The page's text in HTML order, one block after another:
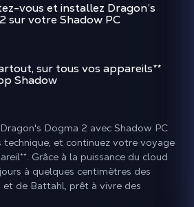
vous et installez Dragon’s
sur votre Shadow PC
sur tous vos appareils**
Shadow
Dogma 2 avec Shadow PC
technique, et continuez votre voyage
**. Grâce à la puissance du cloud
à quelques centimètres des
et de Battahl, prêt à vivre des